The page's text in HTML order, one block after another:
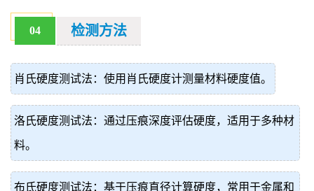
04 检测方法
肖氏硬度测试法：使用肖氏硬度计测量材料硬度值。
洛氏硬度测试法：通过压痕深度评估硬度，适用于多种材
料。
布氏硬度测试法：基于压痕直径计算硬度，常用于金属和